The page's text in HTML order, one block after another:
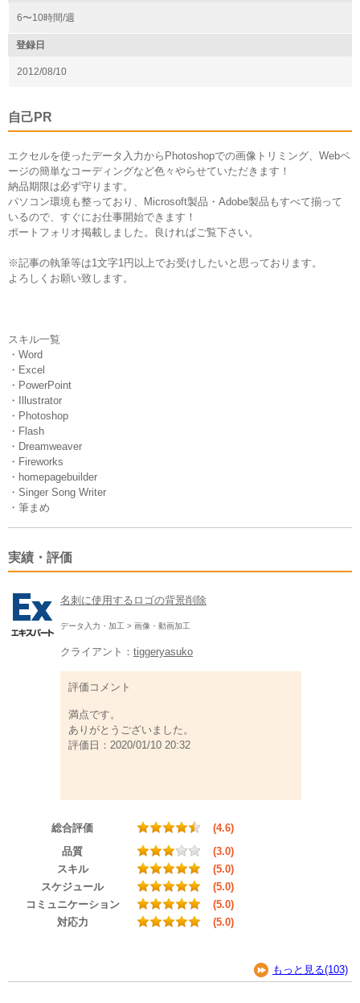
6〜10時間/週
登録日
2012/08/10
自己PR
エクセルを使ったデータ入力からPhotoshopでの画像トリミング、Webペ
ージの簡単なコーディングなど色々やらせていただきます！
納品期限は必ず守ります。
パソコン環境も整っており、Microsoft製品・Adobe製品もすべて揃って
いるので、すぐにお仕事開始できます！
ポートフォリオ掲載しました。良ければご覧下さい。
※記事の執筆等は1文字1円以上でお受けしたいと思っております。
よろしくお願い致します。
スキル一覧
・Word
・Excel
・PowerPoint
・Illustrator
・Photoshop
・Flash
・Dreamweaver
・Fireworks
・homepagebuilder
・Singer Song Writer
・筆まめ
実績・評価
名刺に使用するロゴの背景削除
データ入力・加工 > 画像・動画加工
クライアント： tiggeryasuko
評価コメント
満点です。
ありがとうございました。
評価日：2020/01/10 20:32
総合評価
(4.6)
品質
(3.0)
スキル
(5.0)
スケジュール
(5.0)
コミュニケーション
(5.0)
対応力
(5.0)
もっと見る(103)